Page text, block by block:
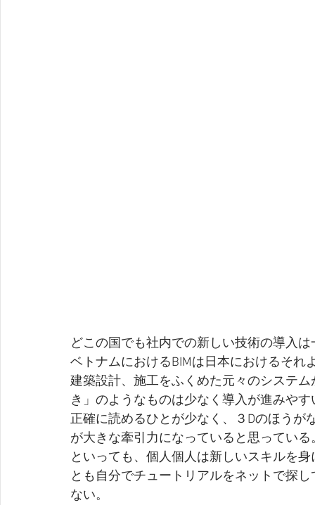
どこの国でも社内での新しい技術の導入
ベトナムにおけるBIMは日本におけるそれ
建築設計、施工をふくめた元々のシステ
き」のようなものは少なく導入が進みや
正確に読めるひとが少なく、３Dのほうが
が大きな牽引力になっていると思っている
といっても、個人個人は新しいスキルを
とも自分でチュートリアルをネットで探
ない。